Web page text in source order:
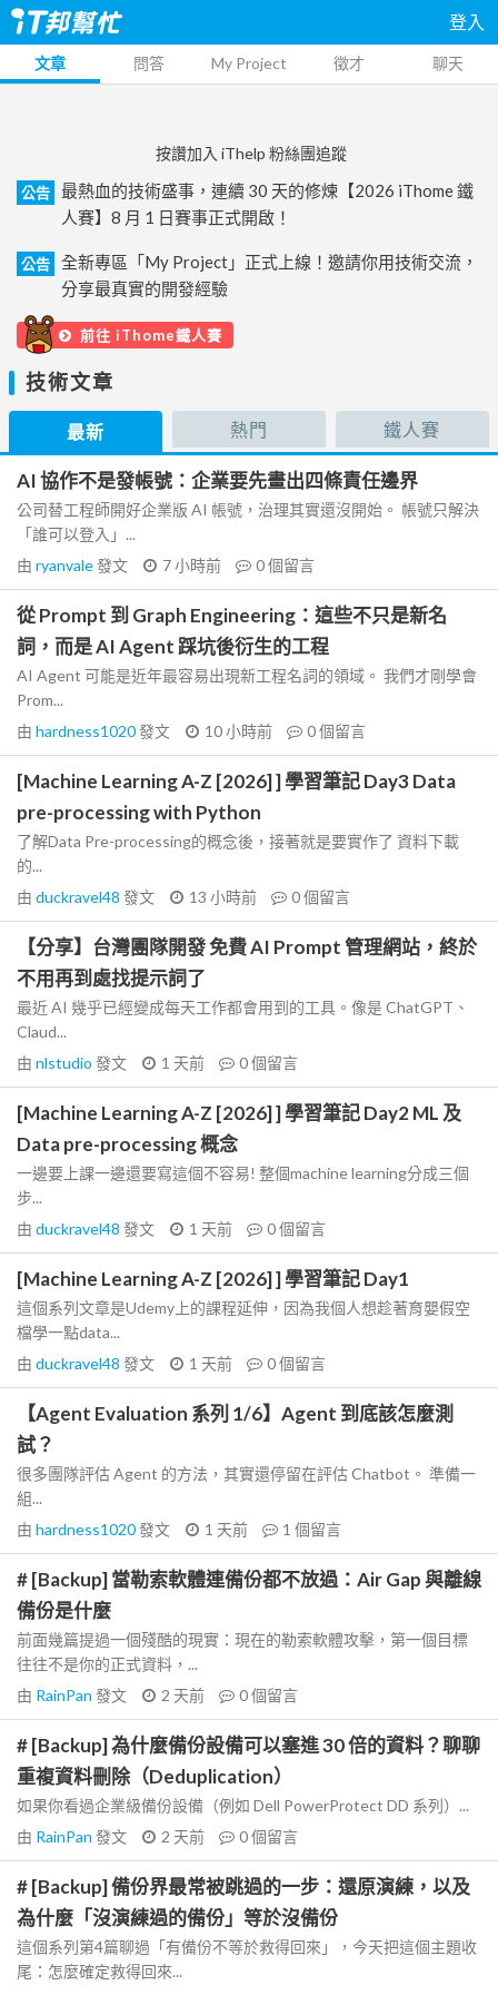
登入
文章 問答 My Project 徵才 聊天
按讚加入 iThelp 粉絲團追蹤
公告
最熱血的技術盛事，連續 30 天的修煉【2026 iThome 鐵
人賽】8 月 1 日賽事正式開啟！
公告
全新專區「My Project」正式上線！邀請你用技術交流，
分享最真實的開發經驗
前往 iThome鐵人賽
技術文章
最新 熱門 鐵人賽
AI 協作不是發帳號：企業要先畫出四條責任邊界
公司替工程師開好企業版 AI 帳號，治理其實還沒開始。 帳號只解決
「誰可以登入」...
由 ryanvale發文 7 小時前 0個留言
從 Prompt 到 Graph Engineering：這些不只是新名
詞，而是 AI Agent 踩坑後衍生的工程
AI Agent 可能是近年最容易出現新工程名詞的領域。 我們才剛學會
Prom...
由 hardness1020發文 10 小時前 0個留言
[Machine Learning A-Z [2026] ] 學習筆記 Day3 Data
pre-processing with Python
了解Data Pre-processing的概念後，接著就是要實作了 資料下載
的...
由 duckravel48 發文 13 小時前 0個留言
【分享】台灣團隊開發 免費 AI Prompt 管理網站，終於
不用再到處找提示詞了
最近 AI 幾乎已經變成每天工作都會用到的工具。像是 ChatGPT、
Claud...
由 nlstudio 發文 1 天前 0個留言
[Machine Learning A-Z [2026] ] 學習筆記 Day2 ML 及
Data pre-processing 概念
一邊要上課一邊還要寫這個不容易! 整個machine learning分成三個
步...
由 duckravel48 發文 1 天前 0個留言
[Machine Learning A-Z [2026] ] 學習筆記 Day1
這個系列文章是Udemy上的課程延伸，因為我個人想趁著育嬰假空
檔學一點data...
由 duckravel48 發文 1 天前 0個留言
【Agent Evaluation 系列 1/6】Agent 到底該怎麼測
試？
很多團隊評估 Agent 的方法，其實還停留在評估 Chatbot。 準備一
組...
由 hardness1020發文 1 天前 1 個留言
# [Backup] 當勒索軟體連備份都不放過：Air Gap 與離線
備份是什麼
前面幾篇提過一個殘酷的現實：現在的勒索軟體攻擊，第一個目標
往往不是你的正式資料，...
由 RainPan 發文 2 天前 0個留言
# [Backup] 為什麼備份設備可以塞進 30 倍的資料？聊聊
重複資料刪除（Deduplication）
如果你看過企業級備份設備（例如 Dell PowerProtect DD 系列）...
由 RainPan 發文 2 天前 0個留言
# [Backup] 備份界最常被跳過的一步：還原演練，以及
為什麼「沒演練過的備份」等於沒備份
這個系列第4篇聊過「有備份不等於救得回來」，今天把這個主題收
尾：怎麼確定救得回來...